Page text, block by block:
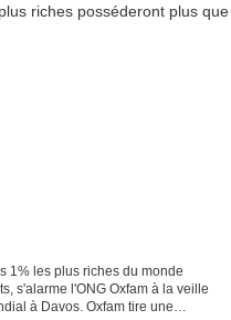
1% les plus riches du monde
s'alarme l'ONG Oxfam à la veille
à Davos. Oxfam tire une